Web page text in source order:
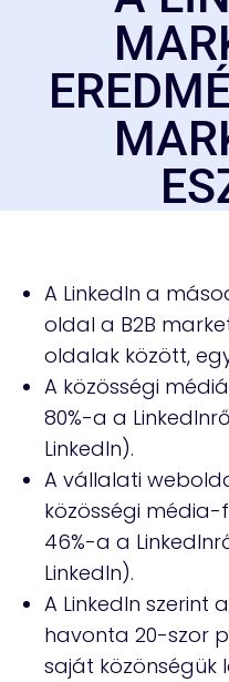
A LinkedIn a
oldal a B2B
oldalak között,
A közösségi
80%-a a
LinkedIn).
A vállalati
közösségi
46%-a a
LinkedIn).
A LinkedIn szerint
havonta 20-szor
saját közönségük